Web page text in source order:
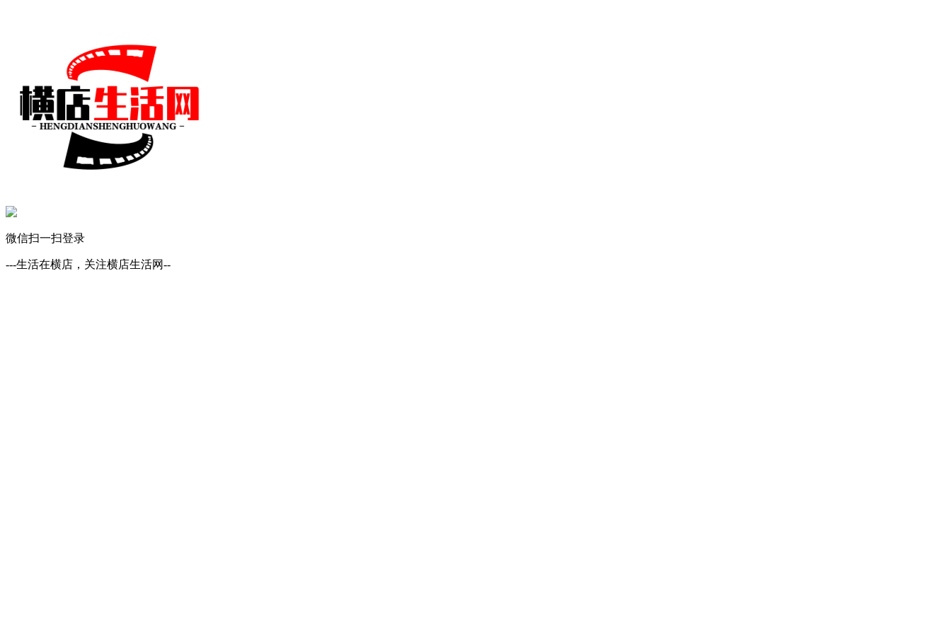
微信扫一扫登录
---生活在横店，关注横店生活网--